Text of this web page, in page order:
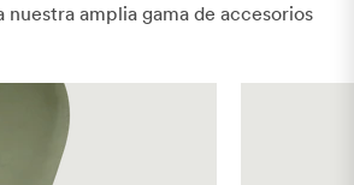
nuestra amplia gama de accesorios